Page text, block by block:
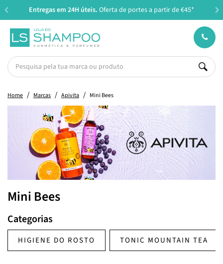
Entregas em 24H úteis. Oferta de portes a partir de €45*
Home Marcas Apivita Mini Bees
Mini Bees
Categorias
HIGIENE DO ROSTO TONIC MOUNTAIN TEA